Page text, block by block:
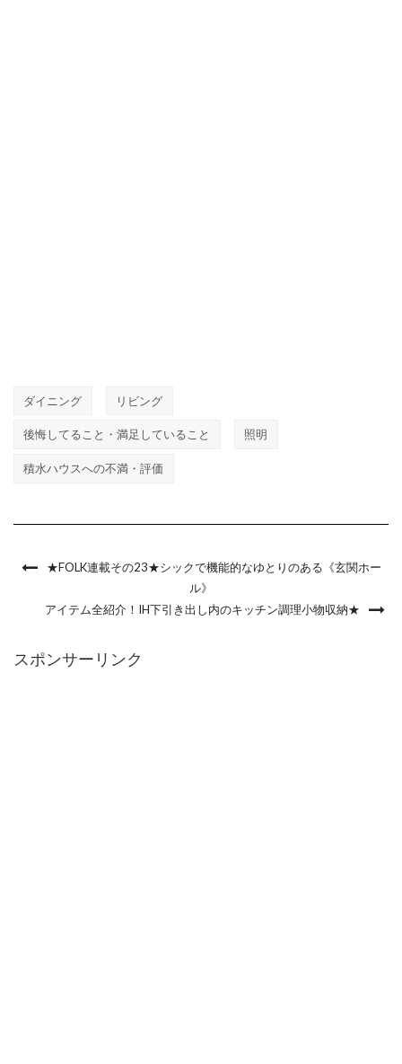
ダイニング リビング
後悔してること・満足していること 照明
積水ハウスへの不満・評価
★FOLK連載その23★シックで機能的なゆとりのある《玄関ホー
ル》
アイテム全紹介！IH下引き出し内のキッチン調理小物収納★
スポンサーリンク